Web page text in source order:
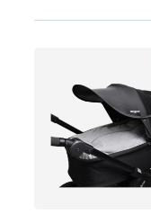
Aurinko
Ota